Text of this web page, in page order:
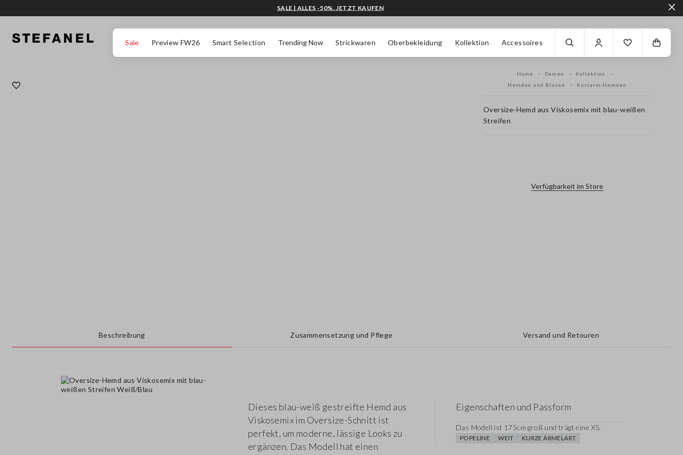
Sale Preview FW26 Smart Selection Trending Now Strickwaren Oberbekleidung Kollektion Accessoires
SALE | ALLES -50%. JETZT KAUFEN
Home Damen
Kollektion
Hemden und Blusen
Kurzarm-Hemden
Oversize-Hemd aus Viskosemix mit blau-weißen
Streifen
Verfügbarkeit im Store
Beschreibung Zusammensetzung und Pflege Versand und Retouren
Dieses blau-weiß gestreifte Hemd aus
Viskosemix im Oversize-Schnitt ist
perfekt, um moderne, lässige Looks zu
ergänzen. Das Modell hat einen
Eigenschaften und Passform
Das Modell ist 175cm groß und trägt eine XS.
POPELINE WEIT KURZE ÄRMELART